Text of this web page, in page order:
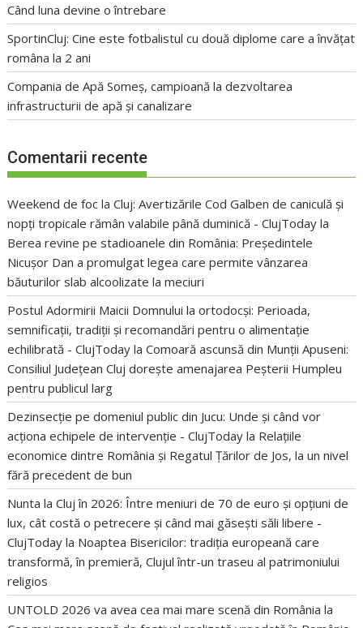
Când luna devine o întrebare
SportinCluj: Cine este fotbalistul cu două diplome care a învățat
româna la 2 ani
Compania de Apă Someș, campioană la dezvoltarea
infrastructurii de apă și canalizare
Comentarii recente
Weekend de foc la Cluj: Avertizările Cod Galben de caniculă și
nopți tropicale rămân valabile până duminică - ClujToday la
Berea revine pe stadioanele din România: Președintele
Nicușor Dan a promulgat legea care permite vânzarea
băuturilor slab alcoolizate la meciuri
Postul Adormirii Maicii Domnului la ortodocși: Perioada,
semnificații, tradiții și recomandări pentru o alimentație
echilibrată - ClujToday laComoară ascunsă din Munții Apuseni:
Consiliul Județean Cluj dorește amenajarea Peșterii Humpleu
pentru publicul larg
Dezinsecție pe domeniul public din Jucu: Unde și când vor
acționa echipele de intervenție - ClujToday la Relațiile
economice dintre România și Regatul Țărilor de Jos, la un nivel
fără precedent de bun
Nunta la Cluj în 2026: Între meniuri de 70 de euro și opțiuni de
lux, cât costă o petrecere și când mai găsești săli libere -
ClujToday la Noaptea Bisericilor: tradiția europeană care
transformă, în premieră, Clujul într-un traseu al patrimoniului
religios
UNTOLD 2026 va avea cea mai mare scenă din România la